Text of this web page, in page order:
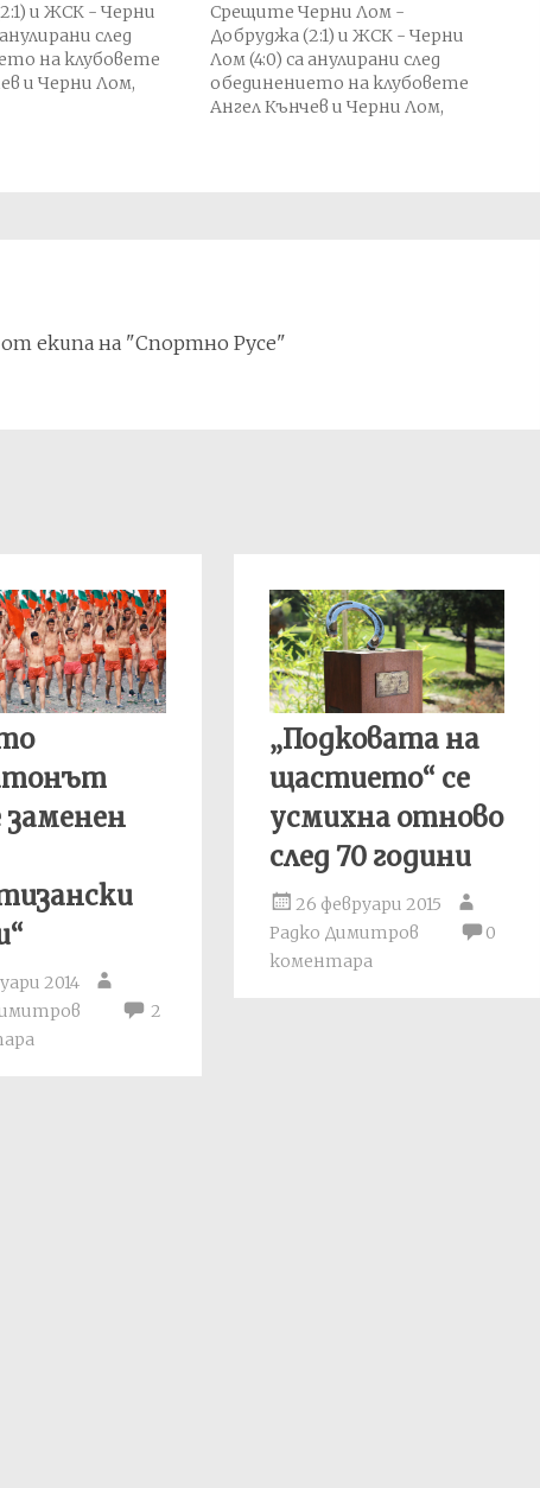
и ЖСК - Черни
след
на клубовете
и Черни Лом,
Срещите Черни Лом -
Добруджа (2:1) и ЖСК - Черни
Лом (4:0) са анулирани след
обединението на клубовете
Ангел Кънчев и Черни Лом,
екипа на "Спортно Русе"
заменен
2014
2
„Подковата на
щастието“ се
усмихна отново
след 70 години
26 февруари 2015
Радко Димитров
0
коментара